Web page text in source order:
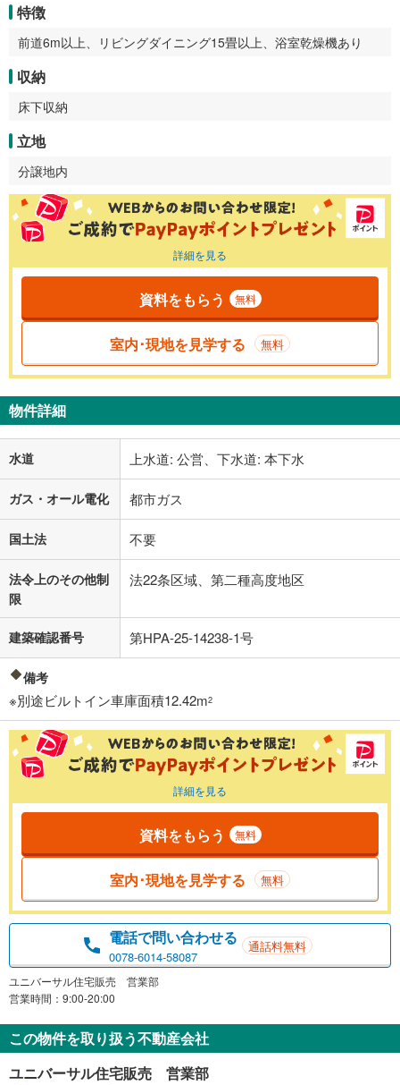
特徴
前道6m以上、リビングダイニング15畳以上、浴室乾燥機あり
収納
床下収納
立地
分譲地内
詳細を見る
資料をもらう 無料
室内･現地を見学する 無料
物件詳細
水道 上水道: 公営、下水道: 本下水
ガス・オール電化 都市ガス
国土法 不要
法令上のその他制
限
法22条区域、第二種高度地区
建築確認番号 第HPA-25-14238-1号
備考
※別途ビルトイン車庫面積12.42m2
詳細を見る
資料をもらう 無料
室内･現地を見学する 無料
電話で問い合わせる
0078-6014-58087
通話料無料
ユニバーサル住宅販売 営業部
営業時間：9:00-20:00
この物件を取り扱う不動産会社
ユニバーサル住宅販売 営業部